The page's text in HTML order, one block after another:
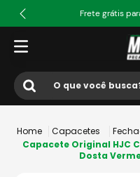
Frete grátis
O que você busca?
1º ls2
Capacetes
Capacete Original HJC
Dosta